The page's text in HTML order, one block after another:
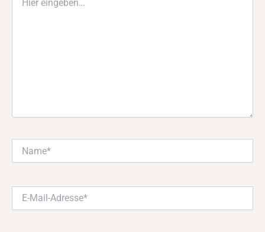
eingeben…
Mail-